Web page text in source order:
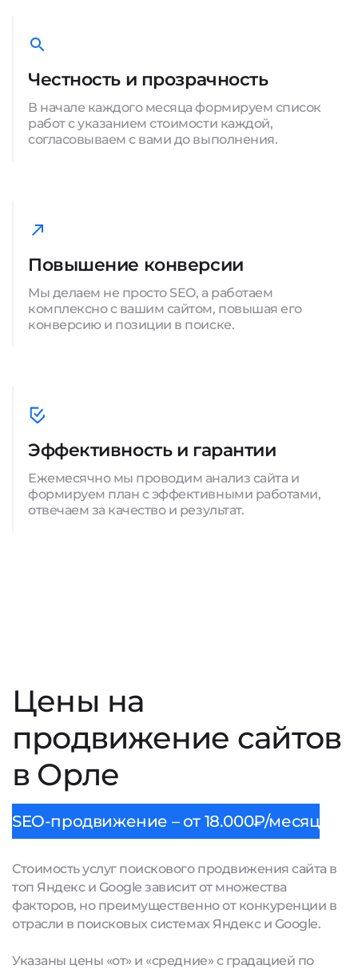
Честность и прозрачность
В начале каждого месяца формируем список
работ с указанием стоимости каждой,
согласовываем с вами до выполнения.
Повышение конверсии
Мы делаем не просто SEO, а работаем
комплексно с вашим сайтом, повышая его
конверсию и позиции в поиске.
Эффективность и гарантии
Ежемесячно мы проводим анализ сайта и
формируем план с эффективными работами,
отвечаем за качество и результат.
Цены на
продвижение сайтов
в Орле
SEO-продвижение – от 18.000₽/месяц
Стоимость услуг поискового продвижения сайта в
топ Яндекс и Google зависит от множества
факторов, но преимущественно от конкуренции в
отрасли в поисковых системах Яндекс и Google.
Указаны цены «от» и «средние» с градацией по